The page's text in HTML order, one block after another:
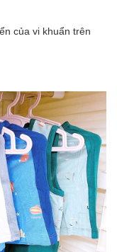
của vi khuẩn trên